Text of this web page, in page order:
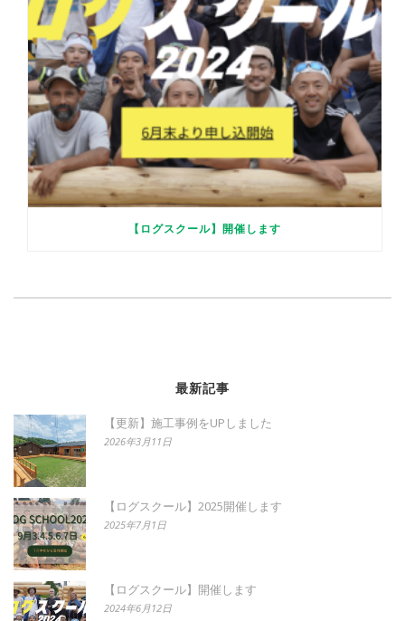
【ログスクール】開催します
最新記事
【更新】施工事例をUPしました
2026年3月11日
【ログスクール】2025開催します
2025年7月1日
【ログスクール】開催します
2024年6月12日